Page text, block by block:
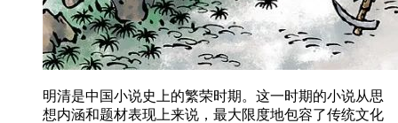
明清是中国小说史上的繁荣时期。这一时期的小说从思
想内涵和题材表现上来说，最大限度地包容了传统文化